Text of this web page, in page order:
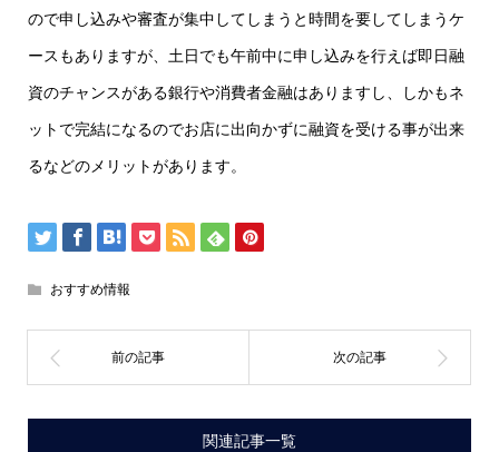
ので申し込みや審査が集中してしまうと時間を要してしまうケ
ースもありますが、土日でも午前中に申し込みを行えば即日融
資のチャンスがある銀行や消費者金融はありますし、しかもネ
ットで完結になるのでお店に出向かずに融資を受ける事が出来
るなどのメリットがあります。
おすすめ情報
関連記事一覧